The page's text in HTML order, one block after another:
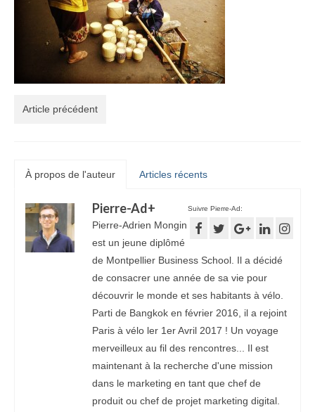
Article précédent
À propos de l'auteur Articles récents
Suivre Pierre-Ad:
Pierre-Ad+
Pierre-Adrien Mongin
est un jeune diplômé
de Montpellier Business School. Il a décidé
de consacrer une année de sa vie pour
découvrir le monde et ses habitants à vélo.
Parti de Bangkok en février 2016, il a rejoint
Paris à vélo ler 1er Avril 2017 ! Un voyage
merveilleux au fil des rencontres... Il est
maintenant à la recherche d'une mission
dans le marketing en tant que chef de
produit ou chef de projet marketing digital.